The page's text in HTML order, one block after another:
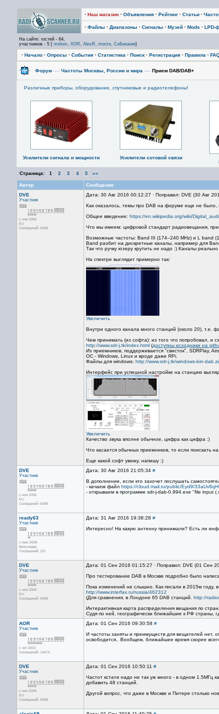
· Наш магазин · Объявления · Рейтинг · Статьи ·
· Файлы · Диапазоны · Сигналы · Музей · Mods · LPD-
На сайте: гостей - 64,
участников - 5 [ melom, XOR, AlexR, morze, СиБишник]
· Начало · Опросы · События · Статистика · Поиск · Регистрация · Правила ·
Форум —› Частоты Москвы, России и мира —› Прием DAB/DAB+
Различные приборы, оборудование, спутниковые и радиотелефоны!
Усилители сигнала и мощности
Усилители сотовой связи
Страница: 1 2 3 4 5 »»
Автор
Сообщение
DVE
Участник
с ноя 2006
EU
Сообщений: 5098
Дата: 30 Авг 2016 00:12:27 · Поправил: DVE (30 Авг
Как оказалось, темы про DAB на форуме еще не было,
Общее введение: https://en.wikipedia.org/wiki/
Что мы имеем: цифровой стандарт радиовещания,
Возможные частоты: Band III (174–240 MHz) и L band
Band разбит на дискретные каналы, например для
Так что ручку юзеру крутить не надо :) Каналы
На спектре выглядит примерно так:
Увеличить
Внутри одного канала много станций (около 20), т.е.
Чем принимать (из софта): из того что попробовал, и
http://www.sdr-j.tk/index.html (доступны исходники на
Из приемников, поддерживается "свисток", SDRPlay,
ОС - Windows, Linux и вроде даже RPi.
Файлы для windows: http://www.sdr-j.tk/windows-bin-
Интерфейс при успешной настройке на станцию
Увеличить
Качество звука вполне обычное, цифра как цифра :)
Что касается обычных приемников, то если поискать
Еще какой софт увижу, напишу :)
DVE
Участник
с ноя 2006
EU
Сообщений: 5098
Дата: 30 Авг 2016 21:05:34 #
В дополнение, если кто захочет послушать
- качаем файл https://cloud.mail.ru/public/Eyd9/
- открываем в программе sdr-j-dab-0.994.exe "file input
ready63
Участник
с июн 2008
Краснодар
Сообщений: 115
Дата: 31 Авг 2016 19:38:28 #
Интересно! На какую антенну принимали? Есть ли
DVE
Участник
с ноя 2006
EU
Сообщений: 5098
Дата: 01 Сен 2016 01:15:27 · Поправил: DVE (01 Сен
Про тестирование DAB в Москве подробно было
Пока изменений не слышно. Как писали в 2015м году,
http://www.interfax.ru/russia/462312
(Для сравнения, в Лондоне 65 DAB станций. http://
Интерактивная карта распределения вещания по
Судя по ней, географически ближайшие к РФ страны,
AOR
Участник
с окт 2003
Сообщений: 14674
Дата: 01 Сен 2016 09:30:58 #
И частоты заняты и преимуществ для вещателей нет,
освободится.. Вообщем, ближайшее время скорее
DVE
Участник
с ноя 2006
EU
Сообщений: 5098
Дата: 01 Сен 2016 10:50:11 #
Частот кстати надо не так уж много - в одном 1.5МГц
добавить 48 станций.
Другой вопрос, что даже в Москве и Питере столько